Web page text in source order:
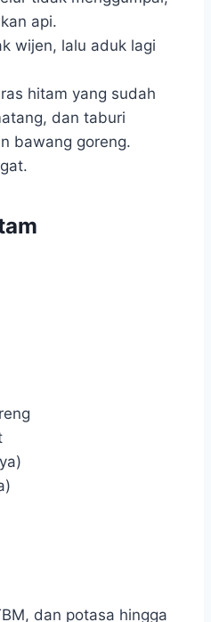
api.
wijen, lalu aduk lagi
hitam yang sudah
dan taburi
bawang goreng.
dan potasa hingga